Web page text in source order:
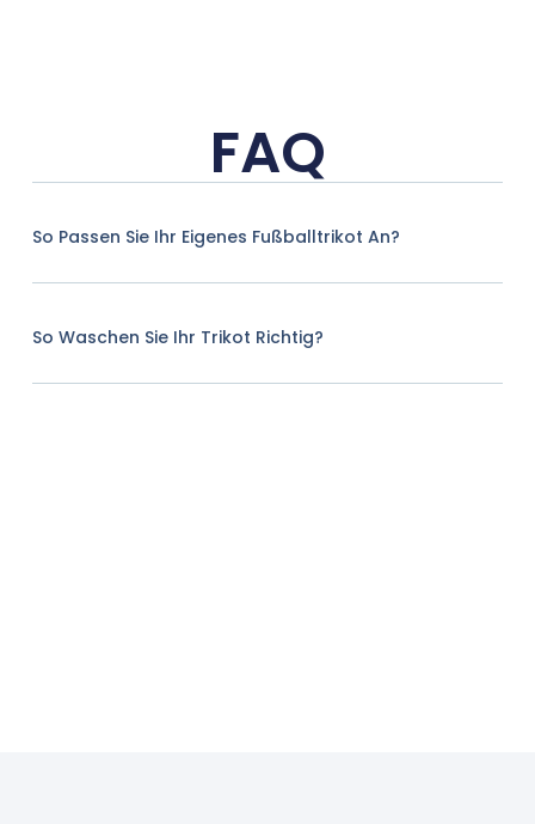
FAQ
So Passen Sie Ihr Eigenes Fußballtrikot An?
So Waschen Sie Ihr Trikot Richtig?